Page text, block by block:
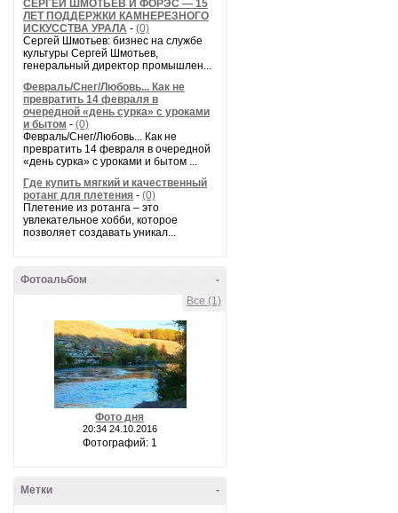
СЕРГЕЙ ШМОТЬЕВ И ФОРЭС — 15
ЛЕТ ПОДДЕРЖКИ КАМНЕРЕЗНОГО
ИСКУССТВА УРАЛА - (0)
Сергей Шмотьев: бизнес на службе
культуры Сергей Шмотьев,
генеральный директор промышлен...
Февраль/Снег/Любовь... Как не
превратить 14 февраля в
очередной «день сурка» с уроками
и бытом - (0)
Февраль/Снег/Любовь... Как не
превратить 14 февраля в очередной
«день сурка» с уроками и бытом ...
Где купить мягкий и качественный
ротанг для плетения - (0)
Плетение из ротанга – это
увлекательное хобби, которое
позволяет создавать уникал...
-
Фотоальбом
Все (1)
Фото дня
20:34 24.10.2016
Фотографий: 1
-
Метки